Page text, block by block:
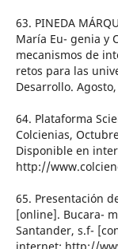
63. PINEDA
María Eu- genia y
mecanismos de
retos para las
Desarrollo.
64. Plataforma
Colcienias,
Disponible en
http://
65. Presentación
[online]. Bucara-
Santander, s.f-